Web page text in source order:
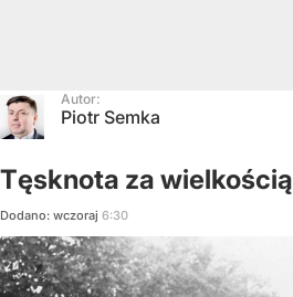
Autor:
Piotr Semka
Tęsknota za wielkością
Dodano: wczoraj 6:30